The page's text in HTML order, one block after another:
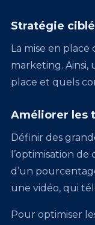
Stratégie
La mise en
marketing. Ainsi,
place et quels
Améliorer les
Définir des
l’optimisation
d’un
une vidéo, qui
Pour optimiser